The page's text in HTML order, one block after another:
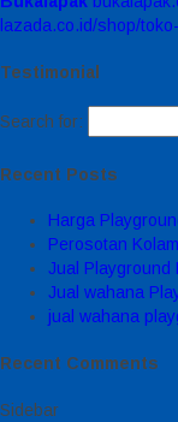
lazada.co.id/shop/
Testimonial
Search for:
Recent Posts
Harga
Perosotan
Jual Playground
Jual wahana
jual wahana
Recent Comments
Sidebar